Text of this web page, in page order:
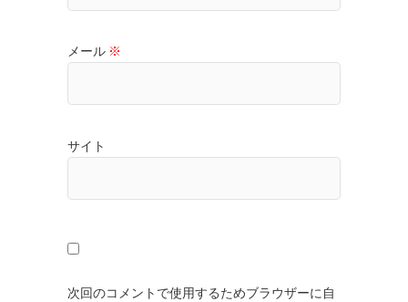
メール ※
サイト
次回のコメントで使用するためブラウザーに自